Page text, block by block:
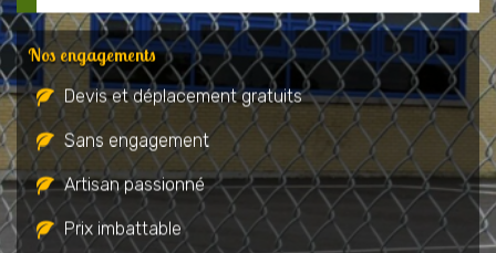
Nos engagements
Devis et déplacement gratuits
Sans engagement
Artisan passionné
Prix imbattable